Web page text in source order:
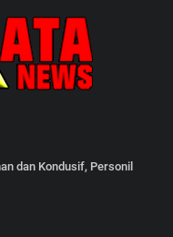
dan Kondusif, Personil